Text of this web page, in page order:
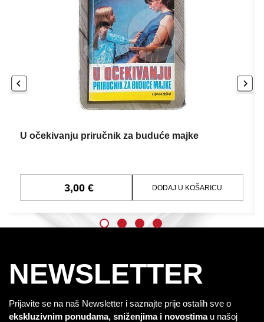
U očekivanju priručnik za buduće majke
3,00 € DODAJ U KOŠARICU
NEWSLETTER
Prijavite se na naš Newsletter i saznajte prije ostalih sve o
ekskluzivnim ponudama, sniženjima i novostimau našoj